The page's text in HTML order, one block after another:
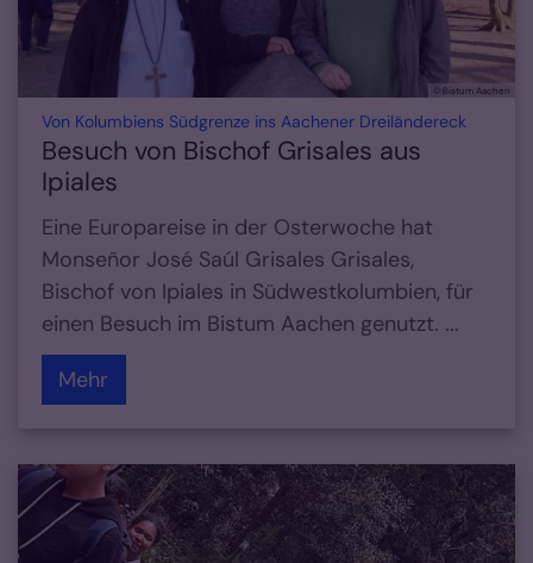
© Bistum Aachen
Von Kolumbiens Südgrenze ins Aachener Dreiländereck
Besuch von Bischof Grisales aus
Ipiales
Eine Europareise in der Osterwoche hat
Monseñor José Saúl Grisales Grisales,
Bischof von Ipiales in Südwestkolumbien, für
einen Besuch im Bistum Aachen genutzt. ...
Mehr